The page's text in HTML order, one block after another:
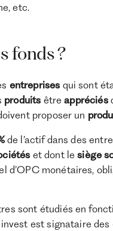
etc.
fonds ?
entreprises qui sont
produits êtreappréciés
proposer un
de l’actif dans des
et dont lesiège
d’OPC monétaires,
sont étudiés en
est signataire des